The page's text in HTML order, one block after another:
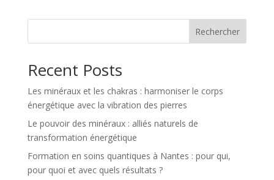
Rechercher
Recent Posts
Les minéraux et les chakras : harmoniser le corps
énergétique avec la vibration des pierres
Le pouvoir des minéraux : alliés naturels de
transformation énergétique
Formation en soins quantiques à Nantes : pour qui,
pour quoi et avec quels résultats ?